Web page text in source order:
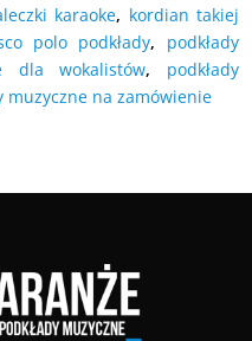
karaoke, kordian takiej
polo podkłady, podkłady
dla wokalistów, podkłady
muzyczne na zamówienie